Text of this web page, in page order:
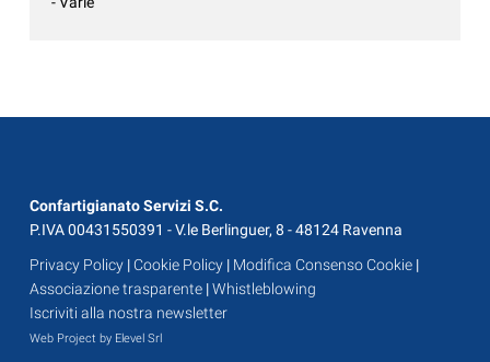
Confartigianato Servizi S.C.
P.IVA 00431550391 - V.le Berlinguer, 8 - 48124 Ravenna
Privacy Policy |Cookie Policy | Modifica Consenso Cookie |
Associazione trasparente |Whistleblowing
Iscriviti alla nostra newsletter
Web Project by Elevel Srl